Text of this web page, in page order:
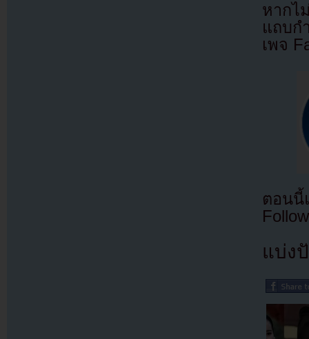
หากไ
แถบก
เพจ
ตอนนี้
แบ่ง